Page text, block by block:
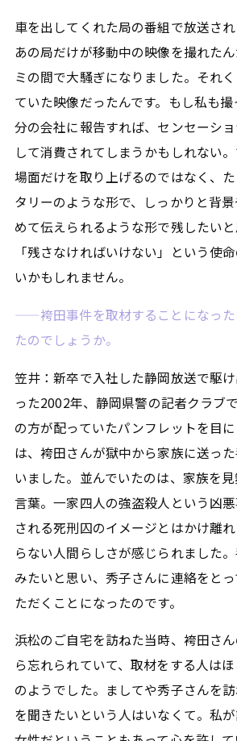
車を出してくれた局の番組で放送さ
あの局だけが移動中の映像を撮れた
ミの間で大騒ぎになりました。それ
ていた映像だったんです。もし私も
分の会社に報告すれば、センセーシ
して消費されてしまうかもしれない
場面だけを取り上げるのではなく、
タリーのような形で、しっかりと背
めて伝えられるような形で残したいと
「残さなければいけない」という使
いかもしれません。
——袴田事件を取材することになった
たのでしょうか。
笠井：新卒で入社した静岡放送で駆
った2002年、静岡県警の記者クラブ
の方が配っていたパンフレットを目
は、袴田さんが獄中から家族に送っ
いました。並んでいたのは、家族を
言葉。一家四人の強盗殺人という凶
される死刑囚のイメージとはかけ離
らない人間らしさが感じられました
みたいと思い、秀子さんに連絡をと
ただくことになったのです。
浜松のご自宅を訪ねた当時、袴田さ
ら忘れられていて、取材をする人は
のようでした。ましてや秀子さんを
を聞きたいという人はいなくて。私が